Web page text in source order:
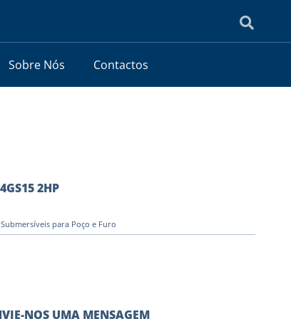
Sobre Nós Contactos
2HP
Submersíveis para Poço e Furo
NOS UMA MENSAGEM